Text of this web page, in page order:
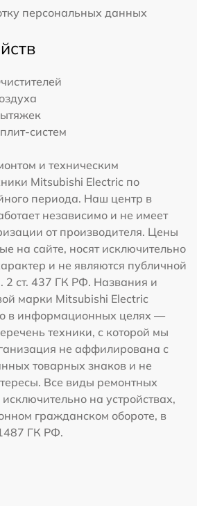
персональных данных
систем
и техническим
Mitsubishi Electric по
периода. Наш центр в
независимо и не имеет
от производителя. Цены
на сайте, носят исключительно
и не являются публичной
2 ст. 437 ГК РФ. Названия и
марки Mitsubishi Electric
в информационных целях —
техники, с которой мы
не аффилирована с
товарных знаков и не
Все виды ремонтных
на устройствах,
гражданском обороте, в
1487 ГК РФ.